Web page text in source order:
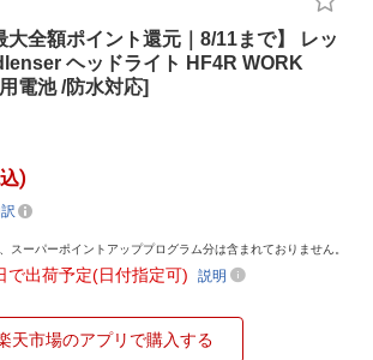
大全額ポイント還元｜8/11まで】 レッ
ヘッドライト HF4R WORK
電池 /防水対応]
)
スーパーポイントアッププログラム分は含まれておりません。
で出荷予定(日付指定可) 説明
天市場のアプリで購入する